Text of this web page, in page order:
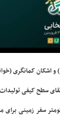
و اشکان کمانگری
سرود در کشور است که طرح